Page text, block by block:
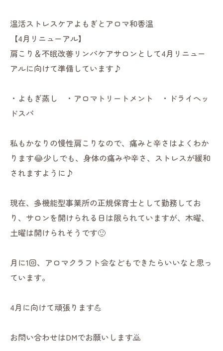
温活ストレスケアよもぎとアロマ和香温
【4月リニューアル】
肩こり＆不眠改善リンパケアサロンとして4月リニュー
アルに向けて準備しています♪
・よもぎ蒸し ・アロマトリートメント ・ドライヘッ
ドスパ
私もかなりの慢性肩こりなので、痛みと辛さはよくわか
ります😂少しでも、身体の痛みや辛さ、ストレスが緩和
されますように♪
現在、多機能型事業所の正規保育士として勤務してお
り、サロンを開けられる日は限られていますが、木曜、
土曜は開けられそうです🙂
月に1回、アロマクラフト会などもできたらいいなと思っ
ています。
4月に向けて頑張ります💪
お問い合わせはDMでお願いします🙇